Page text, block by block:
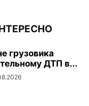
грузовика
ДТП в...